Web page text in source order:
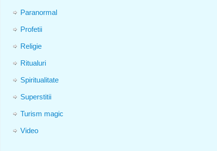
Paranormal
Profetii
Religie
Ritualuri
Spiritualitate
Superstitii
Turism magic
Video